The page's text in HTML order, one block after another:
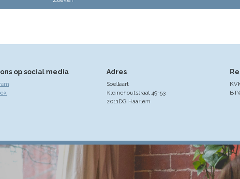
op social media Adres
Soellaart
Kleinehoutstraat 49-53
2011DG Haarlem